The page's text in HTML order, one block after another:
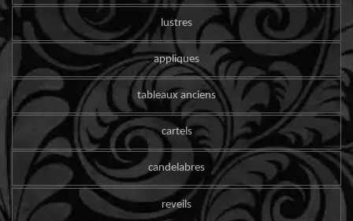
lustres
appliques
tableaux anciens
cartels
candelabres
reveils